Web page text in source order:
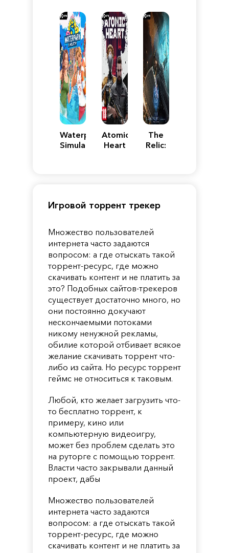
Pandora
Waterpark
Simulator
Atomic
Heart
The
Relic:
Игровой торрент трекер
Множество пользователей
интернета часто задаются
вопросом: а где отыскать такой
торрент-ресурс, где можно
скачивать контент и не платить за
это? Подобных сайтов-трекеров
существует достаточно много, но
они постоянно докучают
нескончаемыми потоками
никому ненужной рекламы,
обилие которой отбивает всякое
желание скачивать торрент что-
либо из сайта. Но ресурс торрент
геймс не относиться к таковым.
Любой, кто желает загрузить что-
то бесплатно торрент, к
примеру, кино или
компьютерную видеоигру,
может без проблем сделать это
на руторге с помощью торрент.
Власти часто закрывали данный
проект, дабы
Множество пользователей
интернета часто задаются
вопросом: а где отыскать такой
торрент-ресурс, где можно
скачивать контент и не платить за